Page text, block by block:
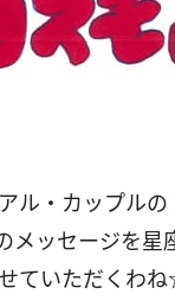
ル・カップル
メッセージを
ていただくわ